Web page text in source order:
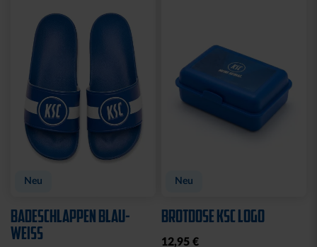
Neu
BADESCHLAPPEN BLAU-
WEISS
Neu
BROTDOSE KSC LOGO
12,95 €